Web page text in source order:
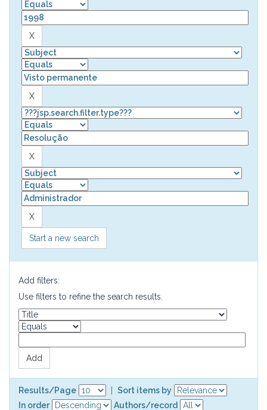
Start a new search
Add filters:
Use filters to refine the search results.
Results/Page
Sort items by
In order
Authors/record